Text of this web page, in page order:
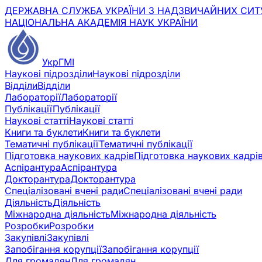
ДЕРЖАВНА СЛУЖБА УКРАЇНИ З НАДЗВИЧАЙНИХ
НАЦІОНАЛЬНА АКАДЕМІЯ НАУК УКРАЇНИ
УкрГМІ
Наукові підрозділиНаукові підрозділи
ВідділиВідділи
ЛабораторіїЛабораторії
ПублікаціїПублікації
Наукові статтіНаукові статті
Книги та буклетиКниги та буклети
Тематичні публікаціїТематичні публікації
Підготовка наукових кадрівПідготовка наукових
АспірантураАспірантура
ДокторантураДокторантура
Спеціалізовані вчені радиСпеціалізовані вчені ради
ДіяльністьДіяльність
Міжнародна діяльністьМіжнародна діяльність
РозробкиРозробки
ЗакупівліЗакупівлі
Запобігання корупціїЗапобігання корупції